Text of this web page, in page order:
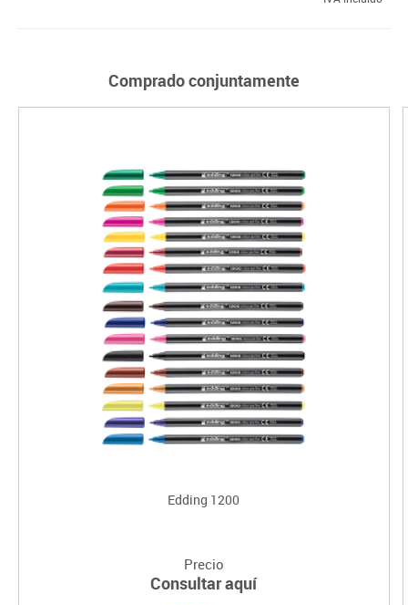
Comprado conjuntamente
Edding 1200
Precio
Consultar aquí